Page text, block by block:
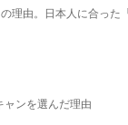
理由。日本人に合った
ャンを選んだ理由